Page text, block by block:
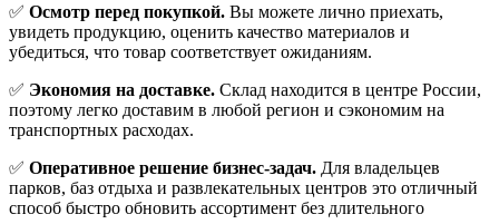
✅ Осмотр перед покупкой. Вы можете лично приехать,
увидеть продукцию, оценить качество материалов и
убедиться, что товар соответствует ожиданиям.
✅ Экономия на доставке. Склад находится в центре России,
поэтому легко доставим в любой регион и сэкономим на
транспортных расходах.
✅ Оперативное решение бизнес-задач. Для владельцев
парков, баз отдыха и развлекательных центров это отличный
способ быстро обновить ассортимент без длительного